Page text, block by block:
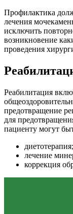
Профилактика
лечения
исключить
возникновение
проведения
Реабилитация
предотвращение
для
пациенту могут
диетотерапия;
лечение
коррекция